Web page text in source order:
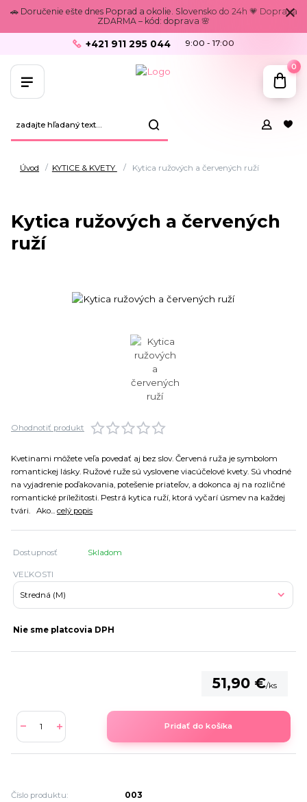
🚗 Doručenie ešte dnes Poprad a okolie. Slovensko do 24h 💗 Doprava
ZDARMA – kód: doprava 🌸
+421 911 295 044 9:00 - 17:00
0
Úvod KYTICE & KVETY Kytica ružových a červených ruží
Kytica ružových a červených
ruží
Ohodnotiť produkt
Kvetinami môžete veľa povedať aj bez slov. Červená ruža je symbolom
romantickej lásky. Ružové ruže sú vyslovene viacúčelové kvety. Sú vhodné
na vyjadrenie poďakovania, potešenie priateľov, a dokonca aj na rozličné
romantické príležitosti. Pestrá kytica ruží, ktorá vyčarí úsmev na každej
tvári. Ako... celý popis
Dostupnosť Skladom
VEĽKOSTI
Nie sme platcovia DPH
51,90 €/ks
Pridať do košíka
Číslo produktu:
003